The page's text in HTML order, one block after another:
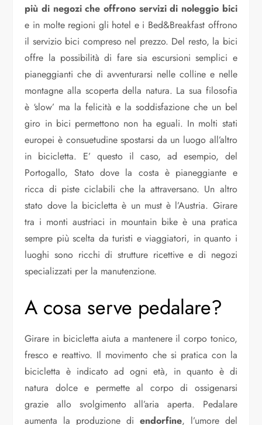
più di negozi che offrono servizi di noleggio bici
e in molte regioni gli hotel e i Bed&Breakfast offrono
il servizio bici compreso nel prezzo. Del resto, la bici
offre la possibilità di fare sia escursioni semplici e
pianeggianti che di avventurarsi nelle colline e nelle
montagne alla scoperta della natura. La sua filosofia
è ‘slow’ ma la felicità e la soddisfazione che un bel
giro in bici permettono non ha eguali. In molti stati
europei è consuetudine spostarsi da un luogo all’altro
in bicicletta. E’ questo il caso, ad esempio, del
Portogallo, Stato dove la costa è pianeggiante e
ricca di piste ciclabili che la attraversano. Un altro
stato dove la bicicletta è un must è l’Austria. Girare
tra i monti austriaci in mountain bike è una pratica
sempre più scelta da turisti e viaggiatori, in quanto i
luoghi sono ricchi di strutture ricettive e di negozi
specializzati per la manutenzione.
A cosa serve pedalare?
Girare in bicicletta aiuta a mantenere il corpo tonico,
fresco e reattivo. Il movimento che si pratica con la
bicicletta è indicato ad ogni età, in quanto è di
natura dolce e permette al corpo di ossigenarsi
grazie allo svolgimento all’aria aperta. Pedalare
aumenta la produzione di endorfine, l’umore del